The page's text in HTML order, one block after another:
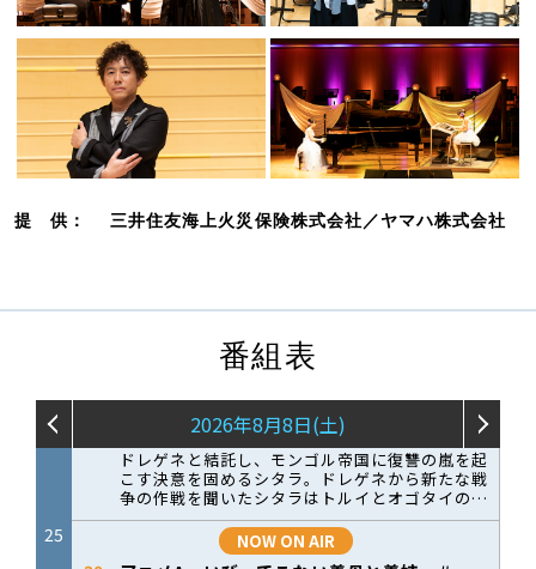
提 供： 三井住友海上火災保険株式会社／ヤマハ株式会社
番組表